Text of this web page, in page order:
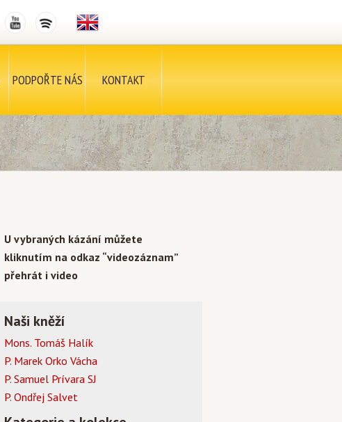
PODPOŘTE NÁS KONTAKT
U vybraných kázání můžete
kliknutím na odkaz “videozáznam”
přehrát i video
Naši kněží
Mons. Tomáš Halík
P. Marek Orko Vácha
P. Samuel Prívara SJ
P. Ondřej Salvet